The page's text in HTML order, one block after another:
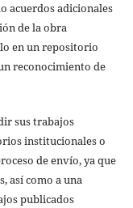
acuerdos adicionales
de la obra
en un repositorio
reconocimiento de
sus trabajos
institucionales o
de envío, ya que
así como a una
publicados